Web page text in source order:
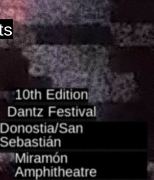
10th Edition
Dantz Festival
Donostia/San
Sebastián
Miramón
Amphitheatre